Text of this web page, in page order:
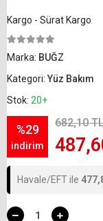
Kargo - Sürat Kargo
Marka: BUĞZ
Kategori:Yüz Bakım
Stok: 20+
%29
indirim
682,10
Havale/EFT ile